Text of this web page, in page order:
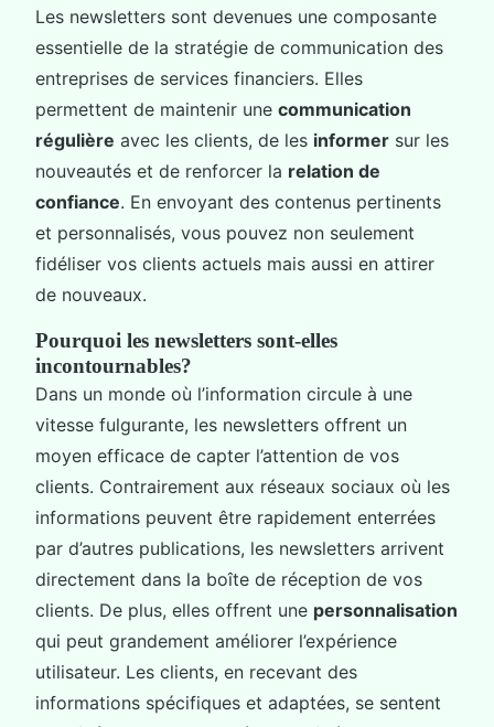
Les newsletters sont devenues une composante
essentielle de la stratégie de communication des
entreprises de services financiers. Elles
permettent de maintenir une communication
régulière avec les clients, de les informer sur les
nouveautés et de renforcer la relation de
confiance. En envoyant des contenus pertinents
et personnalisés, vous pouvez non seulement
fidéliser vos clients actuels mais aussi en attirer
de nouveaux.
Pourquoi les newsletters sont-elles
incontournables?
Dans un monde où l’information circule à une
vitesse fulgurante, les newsletters offrent un
moyen efficace de capter l’attention de vos
clients. Contrairement aux réseaux sociaux où les
informations peuvent être rapidement enterrées
par d’autres publications, les newsletters arrivent
directement dans la boîte de réception de vos
clients. De plus, elles offrent une personnalisation
qui peut grandement améliorer l’expérience
utilisateur. Les clients, en recevant des
informations spécifiques et adaptées, se sentent